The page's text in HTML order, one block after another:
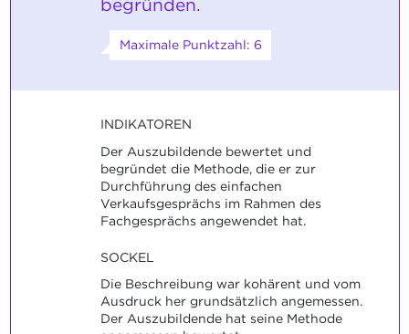
begründen.
Maximale Punktzahl: 6
INDIKATOREN
Der Auszubildende bewertet und
begründet die Methode, die er zur
Durchführung des einfachen
Verkaufsgesprächs im Rahmen des
Fachgesprächs angewendet hat.
SOCKEL
Die Beschreibung war kohärent und vom
Ausdruck her grundsätzlich angemessen.
Der Auszubildende hat seine Methode